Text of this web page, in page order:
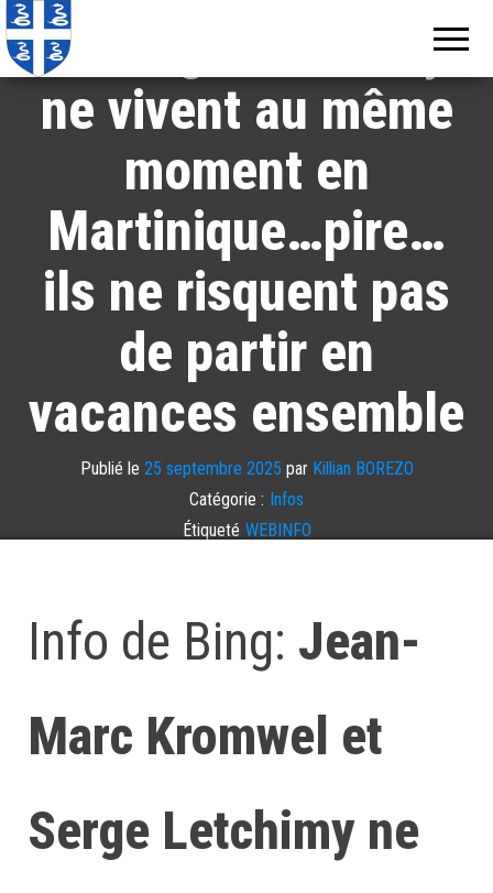
et Serge Letchimy
ne vivent au même
moment en
Martinique…pire…
ils ne risquent pas
de partir en
vacances ensemble
Publié le 25 septembre 2025 par Killian BOREZO
Catégorie : Infos
Étiqueté WEBINFO
Info de Bing: Jean-
Marc Kromwel et
Serge Letchimy ne